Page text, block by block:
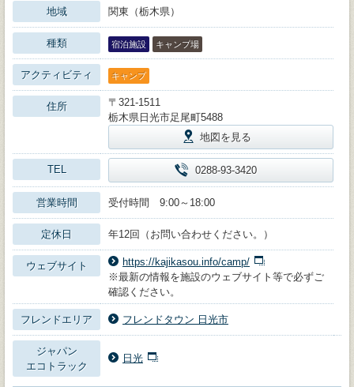
地域 関東（栃木県）
種類 宿泊施設 キャンプ場
アクティビティ キャンプ
住所
〒321-1511
栃木県日光市足尾町5488
地図を見る
TEL 0288-93-3420
営業時間 受付時間 9:00～18:00
定休日 年12回（お問い合わせください。）
ウェブサイト
https://kajikasou.info/camp/
※最新の情報を施設のウェブサイト等で必ずご
確認ください。
フレンドエリア フレンドタウン 日光市
ジャパン
エコトラック
日光